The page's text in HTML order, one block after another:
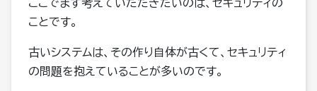
ことです。
古いシステムは、その作り自体が古くて、セキュリティ
の問題を抱えていることが多いのです。